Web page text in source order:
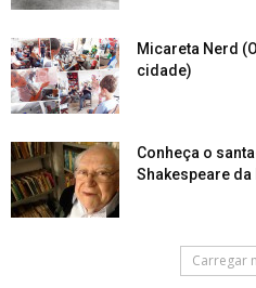
Micareta Nerd
cidade)
Conheça o
Shakespeare
Carregar